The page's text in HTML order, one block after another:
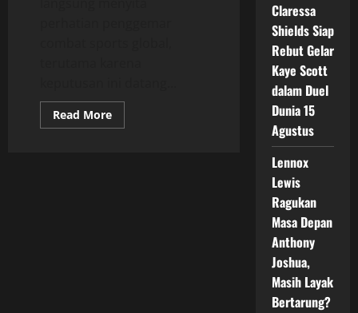
Read MoreRead
more
Claressa
Shields Siap
Rebut Gelar
Kaye Scott
dalam Duel
Dunia 15
Agustus
Lennox
Lewis
Ragukan
Masa Depan
Anthony
Joshua,
Masih Layak
Bertarung?